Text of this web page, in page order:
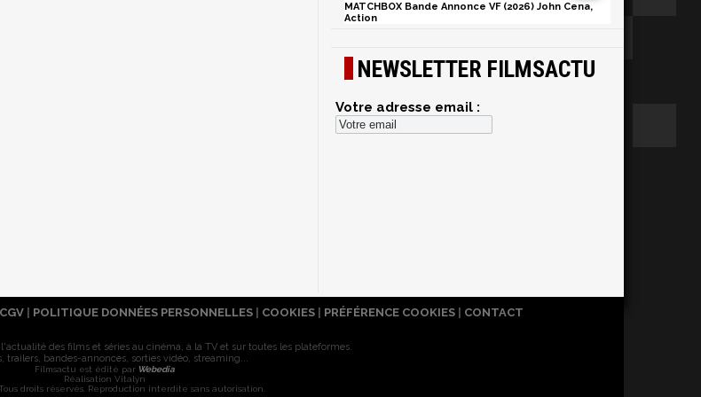
MATCHBOX Bande Annonce VF (2026) John Cena,
Action
NEWSLETTER FILMSACTU
Votre adresse email :
CGV | POLITIQUE DONNÉES PERSONNELLES | COOKIES | PRÉFÉRENCE COOKIES | CONTACT
des films et séries au cinéma, à la TV et sur toutes les plateformes.
trailers, bandes-annonces, sorties vidéo, streaming...
Filmsactu est édité par Webedia
Réalisation Vitalyn
droits réservés. Reproduction interdite sans autorisation.